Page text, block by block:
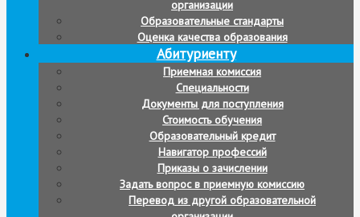
организации
Образовательные стандарты
Оценка качества образования
Абитуриенту
Приемная комиссия
Специальности
Документы для поступления
Стоимость обучения
Образовательный кредит
Навигатор профессий
Приказы о зачислении
Задать вопрос в приемную комиссию
Перевод из другой образовательной